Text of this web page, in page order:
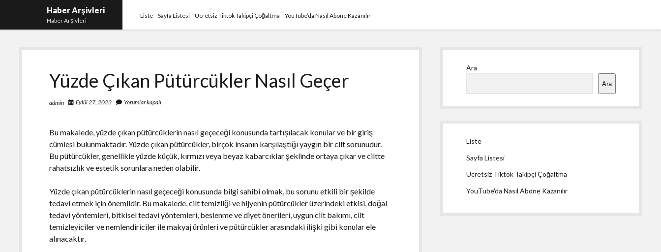
Haber Arşivleri
Haber Arşivleri
Liste Sayfa Listesi Ücretsiz Tiktok Takipçi Çoğaltma YouTube’da Nasıl Abone Kazanılır
Yüzde Çıkan Pütürcükler Nasıl Geçer
admin Eylül 27, 2023 Yorumlar kapalı
Bu makalede, yüzde çıkan pütürcüklerin nasıl geçeceği konusunda tartışılacak konular ve bir giriş
cümlesi bulunmaktadır. Yüzde çıkan pütürcükler, birçok insanın karşılaştığı yaygın bir cilt sorunudur.
Bu pütürcükler, genellikle yüzde küçük, kırmızı veya beyaz kabarcıklar şeklinde ortaya çıkar ve ciltte
rahatsızlık ve estetik sorunlara neden olabilir.
Yüzde çıkan pütürcüklerin nasıl geçeceği konusunda bilgi sahibi olmak, bu sorunu etkili bir şekilde
tedavi etmek için önemlidir. Bu makalede, cilt temizliği ve hijyenin pütürcükler üzerindeki etkisi, doğal
tedavi yöntemleri, bitkisel tedavi yöntemleri, beslenme ve diyet önerileri, uygun cilt bakımı, cilt
temizleyiciler ve nemlendiriciler ile makyaj ürünleri ve pütürcükler arasındaki ilişki gibi konular ele
alınacaktır.
Ara
Ara
Liste
Sayfa Listesi
Ücretsiz Tiktok Takipçi Çoğaltma
YouTube'da Nasıl Abone Kazanılır